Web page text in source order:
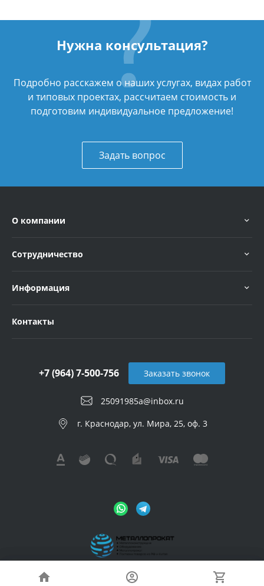
Нужна консультация?
Подробно расскажем о наших услугах, видах работ
и типовых проектах, рассчитаем стоимость и
подготовим индивидуальное предложение!
Задать вопрос
О компании
Сотрудничество
Информация
Контакты
25091985a@inbox.ru
+7 (964) 7-500-756
г. Краснодар, ул. Мира, 25, оф. 3
Заказать звонок
© 2026 Metalloprokat, Все права защищены